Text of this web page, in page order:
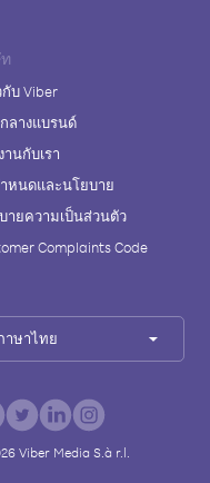
กับ Viber
ลางแบรนด์
านกับเรา
หนดและนโยบาย
ายความเป็นส่วนตัว
Complaints Code
าษาไทย
Viber Media S.à r.l.